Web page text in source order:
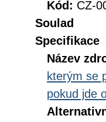
Kód: CZ-
Soulad
Specifikace
Název
kterým se
pokud jde